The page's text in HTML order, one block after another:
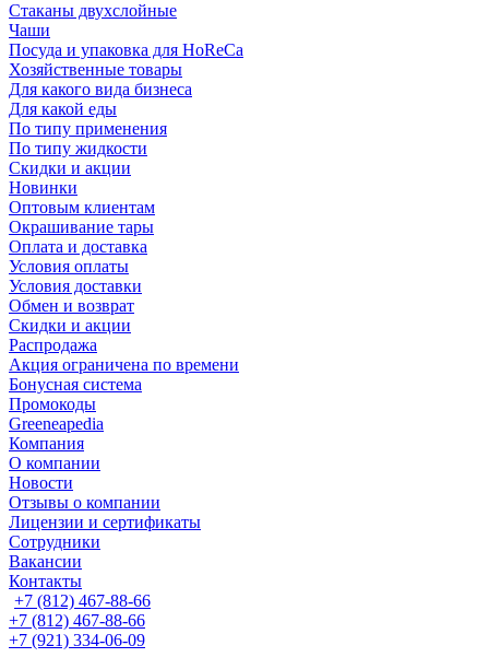
Стаканы двухслойные
Чаши
Посуда и упаковка для HoReCa
Хозяйственные товары
Для какого вида бизнеса
Для какой еды
По типу применения
По типу жидкости
Скидки и акции
Новинки
Оптовым клиентам
Окрашивание тары
Оплата и доставка
Условия оплаты
Условия доставки
Обмен и возврат
Скидки и акции
Распродажа
Акция ограничена по времени
Бонусная система
Промокоды
Greeneapedia
Компания
О компании
Новости
Отзывы о компании
Лицензии и сертификаты
Сотрудники
Вакансии
Контакты
+7 (812) 467-88-66
+7 (812) 467-88-66
+7 (921) 334-06-09